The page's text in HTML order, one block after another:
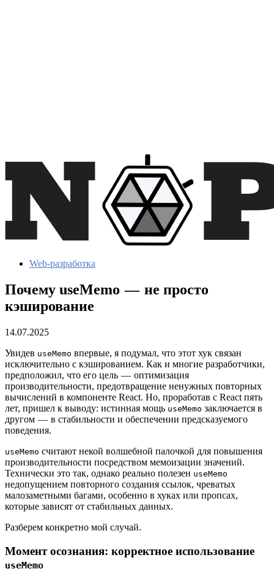
Web-разработка
Почему useMemo — не просто
кэширование
14.07.2025
Увидев useMemo впервые, я подумал, что этот хук связан
исключительно с кэшированием. Как и многие разработчики,
предположил, что его цель — оптимизация
производительности, предотвращение ненужных повторных
вычислений в компоненте React. Но, проработав с React пять
лет, пришел к выводу: истинная мощь useMemo заключается в
другом — в стабильности и обеспечении предсказуемого
поведения.
useMemo считают некой волшебной палочкой для повышения
производительности посредством мемоизации значений.
Технически это так, однако реально полезен useMemo
недопущением повторного создания ссылок, чреватых
малозаметными багами, особенно в хуках или пропсах,
которые зависят от стабильных данных.
Разберем конкретно мой случай.
Момент осознания: корректное использование
useMemo